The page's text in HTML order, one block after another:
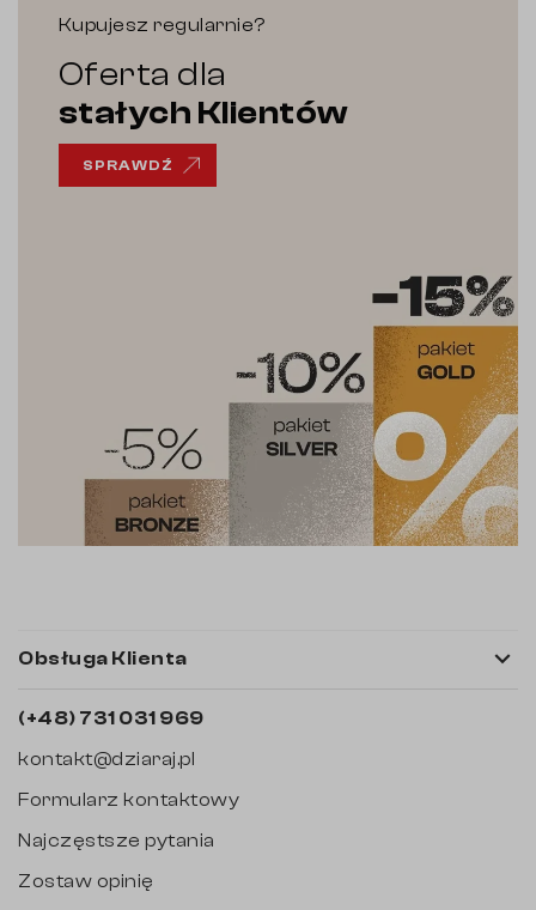
Kupujesz regularnie?
Oferta dla
stałych Klientów
SPRAWDŹ
Obsługa Klienta 
(+48) 731 031 969
kontakt@dziaraj.pl
Formularz kontaktowy
Najczęstsze pytania
Zostaw opinię